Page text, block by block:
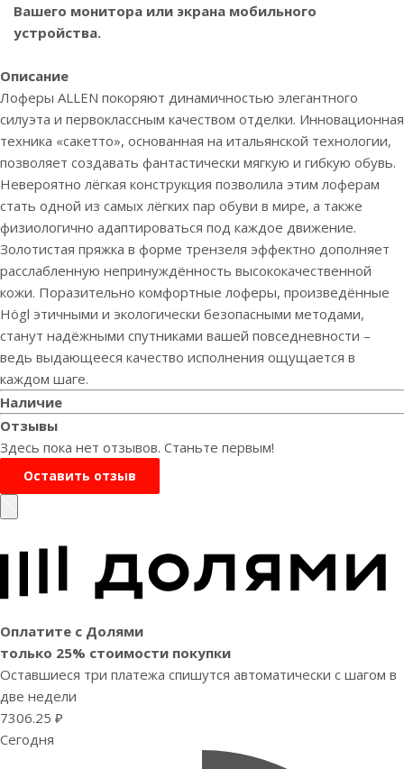
Вашего монитора или экрана мобильного
устройства.
Описание
Лоферы ALLEN покоряют динамичностью элегантного
силуэта и первоклассным качеством отделки. Инновационная
техника «сакетто», основанная на итальянской технологии,
позволяет создавать фантастически мягкую и гибкую обувь.
Невероятно лёгкая конструкция позволила этим лоферам
стать одной из самых лёгких пар обуви в мире, а также
физиологично адаптироваться под каждое движение.
Золотистая пряжка в форме трензеля эффектно дополняет
расслабленную непринуждённость высококачественной
кожи. Поразительно комфортные лоферы, произведённые
Högl этичными и экологически безопасными методами,
станут надёжными спутниками вашей повседневности –
ведь выдающееся качество исполнения ощущается в
каждом шаге.
Наличие
Отзывы
Здесь пока нет отзывов. Станьте первым!
Оставить отзыв
Оплатите с Долями
только 25% стоимости покупки
Оставшиеся три платежа спишутся автоматически с шагом в
две недели
7306.25 ₽
Сегодня